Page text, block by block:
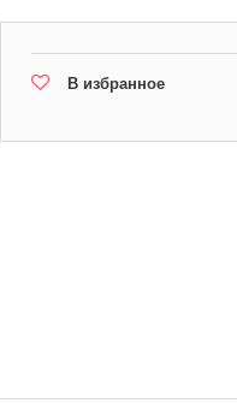
В избранное